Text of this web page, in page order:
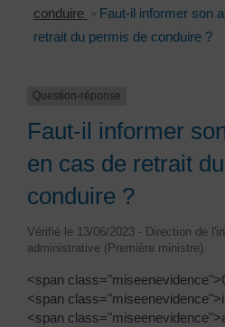
conduire > Faut-il informer son
retrait du permis de conduire ?
Question-réponse
Faut-il informer
en cas de retrait
conduire ?
Vérifié le 13/06/2023 - Direction de
administrative (Première ministre)
<span
<span
<span